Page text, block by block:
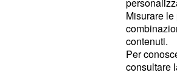
aver trovato
persona che
nuovo
rapporto è
Misurare
contenuti.
Per
consultare